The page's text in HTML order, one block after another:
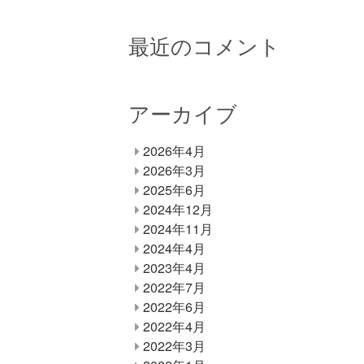
最近のコメント
アーカイブ
2026年4月
2026年3月
2025年6月
2024年12月
2024年11月
2024年4月
2023年4月
2022年7月
2022年6月
2022年4月
2022年3月